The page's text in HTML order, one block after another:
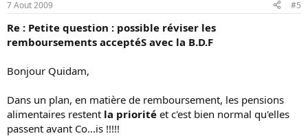
s
7 Aout 2009 #5
Re : Petite question : possible réviser les
remboursements acceptéS avec la B.D.F
Bonjour Quidam,
Dans un plan, en matière de remboursement, les pensions
alimentaires restent la priorité et c'est bien normal qu'elles
passent avant Co...is !!!!!